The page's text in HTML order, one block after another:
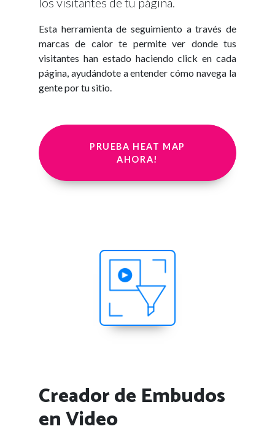
Esta herramienta de seguimiento a través de
marcas de calor te permite ver donde tus
visitantes han estado haciendo click en cada
página, ayudándote a entender cómo navega la
gente por tu sitio.
PRUEBA HEAT MAP
AHORA!
Creador de Embudos
en Video